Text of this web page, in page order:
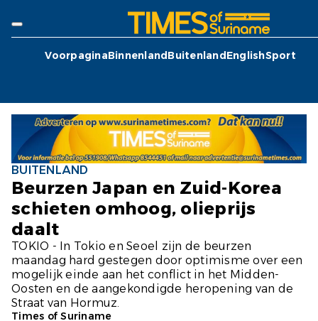
VoorpaginaBinnenlandBuitenlandEnglishSport
BUITENLAND
Beurzen Japan en Zuid-Korea
schieten omhoog, olieprijs
daalt
TOKIO - In Tokio en Seoel zijn de beurzen
maandag hard gestegen door optimisme over een
mogelijk einde aan het conflict in het Midden-
Oosten en de aangekondigde heropening van de
Straat van Hormuz.
Times of Suriname